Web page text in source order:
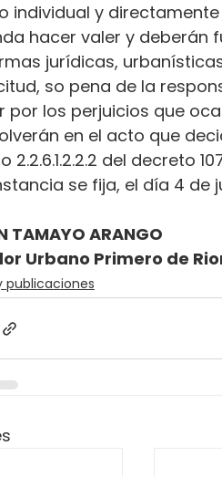
individual y
hacer valer y deberán
jurídicas,
so pena de la
por los perjuicios que
en el acto que
2.2.6.1.2.2.2 del decreto
se fija, el día 4 de
TAMAYO ARANGO
Urbano Primero de
publicaciones